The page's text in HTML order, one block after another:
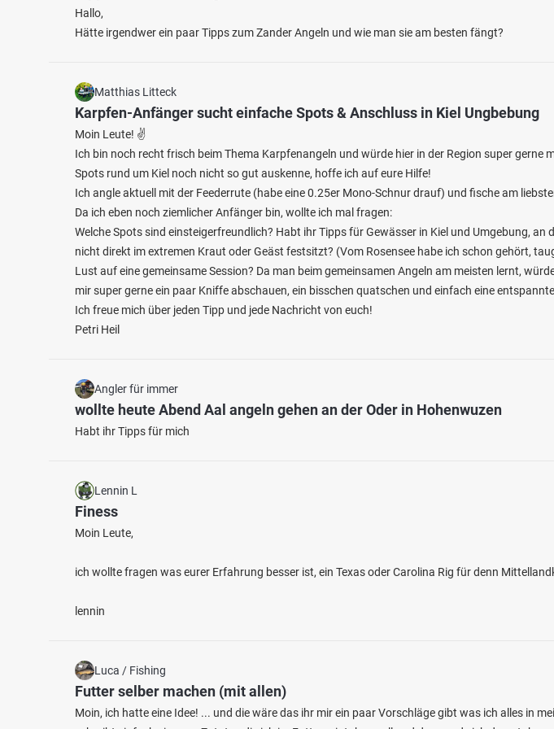
952 4.8
Aggertalsperre
Fischarten: Flussbarsch, Hecht, Karpfen,
Regenbogenforelle, Rotauge
Stausee bei 51647 Gummersbach
204 112
Angelteiche Quellengrund
Fischarten: Regenbogenforelle, Goldforelle,
Bachsaibling, Rotauge
Kommerzieller Angelsee/Teich bei 53809
Hallo,
Hätte irgendwer ein paar Tipps zum Zander Angeln und wie man sie am besten fängt?
Matthias Litteck
Karpfen-Anfänger sucht einfache Spots & Anschluss in Kiel Ungbebung
Moin Leute! ✌️
Ich bin noch recht frisch beim Thema Karpfenangeln und würde hier in der Region super gerne
Spots rund um Kiel noch nicht so gut auskenne, hoffe ich auf eure Hilfe!
Ich angle aktuell mit der Feederrute (habe eine 0.25er Mono-Schnur drauf) und fische am
Da ich eben noch ziemlicher Anfänger bin, wollte ich mal fragen:
Welche Spots sind einsteigerfreundlich? Habt ihr Tipps für Gewässer in Kiel und Umgebung,
nicht direkt im extremen Kraut oder Geäst festsitzt? (Vom Rosensee habe ich schon gehört,
Lust auf eine gemeinsame Session? Da man beim gemeinsamen Angeln am meisten lernt,
mir super gerne ein paar Kniffe abschauen, ein bisschen quatschen und einfach eine
Ich freue mich über jeden Tipp und jede Nachricht von euch!
Petri Heil
Angler für immer
wollte heute Abend Aal angeln gehen an der Oder in Hohenwuzen
Habt ihr Tipps für mich
Lennin L
Finess
Moin Leute,
ich wollte fragen was eurer Erfahrung besser ist, ein Texas oder Carolina Rig für denn
lennin
Luca / Fishing
Futter selber machen (mit allen)
Moin, ich hatte eine Idee! ... und die wäre das ihr mir ein paar Vorschläge gibt was ich alles in